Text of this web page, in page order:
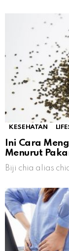
KESEHATAN
Ini Cara
Menurut
Biji chia alias